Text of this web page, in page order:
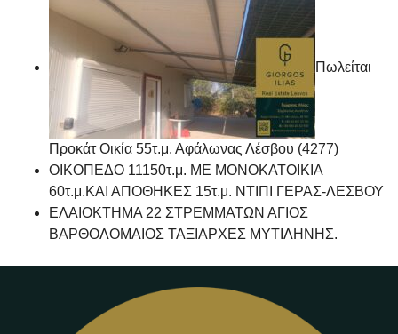
Πωλείται
Προκάτ Οικία 55τ.μ. Αφάλωνας Λέσβου (4277)
ΟΙΚΟΠΕΔΟ 11150τ.μ. ΜΕ ΜΟΝΟΚΑΤΟΙΚΙΑ
60τ.μ.ΚΑΙ ΑΠΟΘΗΚΕΣ 15τ.μ. ΝΤΙΠΙ ΓΕΡΑΣ-ΛΕΣΒΟΥ
ΕΛΑΙΟΚΤΗΜΑ 22 ΣΤΡΕΜΜΑΤΩΝ ΑΓΙΟΣ
ΒΑΡΘΟΛΟΜΑΙΟΣ ΤΑΞΙΑΡΧΕΣ ΜΥΤΙΛΗΝΗΣ.